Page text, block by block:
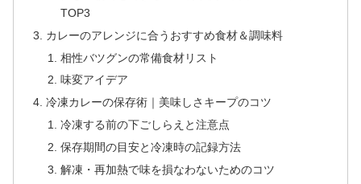
TOP3
カレーのアレンジに合うおすすめ食材＆調味料
相性バツグンの常備食材リスト
味変アイデア
冷凍カレーの保存術｜美味しさキープのコツ
冷凍する前の下ごしらえと注意点
保存期間の目安と冷凍時の記録方法
解凍・再加熱で味を損なわないためのコツ